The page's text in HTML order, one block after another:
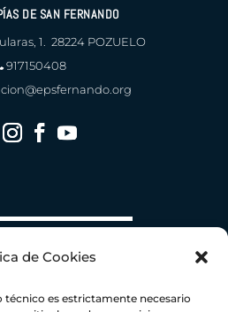
de Cookies
técnico es estrictamente necesario
DE SAN FERNANDO
1. 28224 POZUELO
917150408